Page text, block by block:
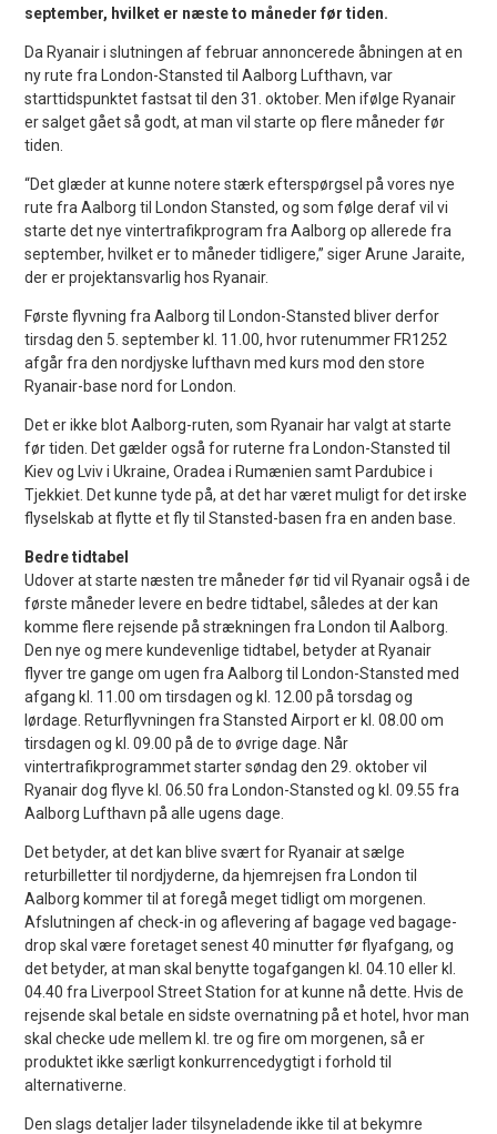
september, hvilket er næste to måneder før tiden.
Da Ryanair i slutningen af februar annoncerede åbningen at en
ny rute fra London-Stansted til Aalborg Lufthavn, var
starttidspunktet fastsat til den 31. oktober. Men ifølge Ryanair
er salget gået så godt, at man vil starte op flere måneder før
tiden.
“Det glæder at kunne notere stærk efterspørgsel på vores nye
rute fra Aalborg til London Stansted, og som følge deraf vil vi
starte det nye vintertrafikprogram fra Aalborg op allerede fra
september, hvilket er to måneder tidligere,” siger Arune Jaraite,
der er projektansvarlig hos Ryanair.
Første flyvning fra Aalborg til London-Stansted bliver derfor
tirsdag den 5. september kl. 11.00, hvor rutenummer FR1252
afgår fra den nordjyske lufthavn med kurs mod den store
Ryanair-base nord for London.
Det er ikke blot Aalborg-ruten, som Ryanair har valgt at starte
før tiden. Det gælder også for ruterne fra London-Stansted til
Kiev og Lviv i Ukraine, Oradea i Rumænien samt Pardubice i
Tjekkiet. Det kunne tyde på, at det har været muligt for det irske
flyselskab at flytte et fly til Stansted-basen fra en anden base.
Bedre tidtabel
Udover at starte næsten tre måneder før tid vil Ryanair også i de
første måneder levere en bedre tidtabel, således at der kan
komme flere rejsende på strækningen fra London til Aalborg.
Den nye og mere kundevenlige tidtabel, betyder at Ryanair
flyver tre gange om ugen fra Aalborg til London-Stansted med
afgang kl. 11.00 om tirsdagen og kl. 12.00 på torsdag og
lørdage. Returflyvningen fra Stansted Airport er kl. 08.00 om
tirsdagen og kl. 09.00 på de to øvrige dage. Når
vintertrafikprogrammet starter søndag den 29. oktober vil
Ryanair dog flyve kl. 06.50 fra London-Stansted og kl. 09.55 fra
Aalborg Lufthavn på alle ugens dage.
Det betyder, at det kan blive svært for Ryanair at sælge
returbilletter til nordjyderne, da hjemrejsen fra London til
Aalborg kommer til at foregå meget tidligt om morgenen.
Afslutningen af check-in og aflevering af bagage ved bagage-
drop skal være foretaget senest 40 minutter før flyafgang, og
det betyder, at man skal benytte togafgangen kl. 04.10 eller kl.
04.40 fra Liverpool Street Station for at kunne nå dette. Hvis de
rejsende skal betale en sidste overnatning på et hotel, hvor man
skal checke ude mellem kl. tre og fire om morgenen, så er
produktet ikke særligt konkurrencedygtigt i forhold til
alternativerne.
Den slags detaljer lader tilsyneladende ikke til at bekymre